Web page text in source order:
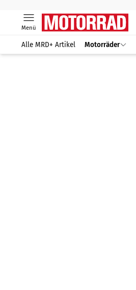
Menü
Alle MRD+ Artikel Motorräder